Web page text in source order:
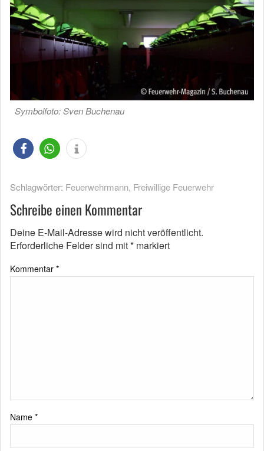
Symbolfoto: Sven Buchenau
Schlagwörter: Feuerwehrmann, Freiwillige Feuerwehr
Schreibe einen Kommentar
Deine E-Mail-Adresse wird nicht veröffentlicht.
Erforderliche Felder sind mit* markiert
Kommentar *
Name *